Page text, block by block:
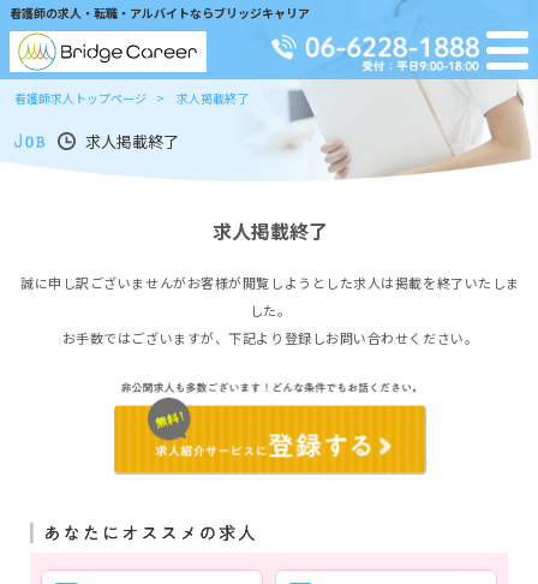
看護師の求人・転職・アルバイトならブリッジキャリア
看護師求人トップページ 求人掲載終了
求人掲載終了
求人掲載終了
誠に申し訳ございませんがお客様が閲覧しようとした求人は掲載を終了いたしま
した。
お手数ではございますが、下記より登録しお問い合わせください。